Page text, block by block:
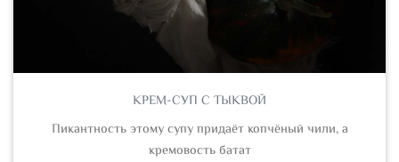
КРЕМ-СУП С ТЫКВОЙ
Пикантность этому супу придаёт копчёный чили, а
кремовость батат